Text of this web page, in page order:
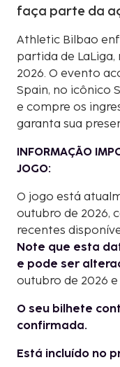
faça parte da
Athletic Bilbao
partida de
2026. O evento
Spain, no icônico
e compre os
garanta sua
INFORMAÇÃO
JOGO:
O jogo está
outubro de 2026,
recentes
Note que esta
e pode ser
outubro de 2026
O seu bilhete
confirmada.
Está incluído no